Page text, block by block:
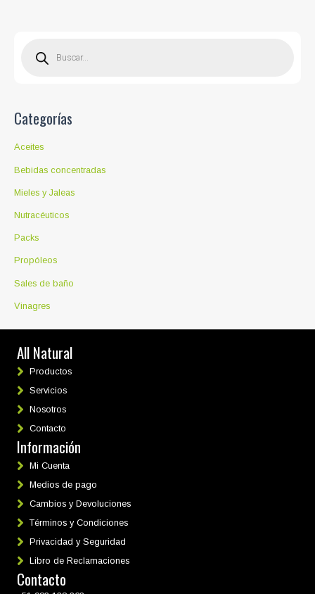
e
p
o
d
c
s
Categorías
Aceites
Bebidas concentradas
Mieles y Jaleas
Nutracéuticos
Packs
Propóleos
Sales de baño
Vinagres
All Natural
Productos
Servicios
Nosotros
Contacto
Información
Mi Cuenta
Medios de pago
Cambios y Devoluciones
Términos y Condiciones
Privacidad y Seguridad
Libro de Reclamaciones
Contacto